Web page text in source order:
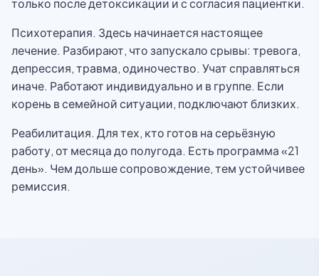
Психотерапия. Здесь начинается настоящее
лечение. Разбирают, что запускало срывы: тревога,
депрессия, травма, одиночество. Учат справляться
иначе. Работают индивидуально и в группе. Если
корень в семейной ситуации, подключают близких.
Реабилитация. Для тех, кто готов на серьёзную
работу, от месяца до полугода. Есть программа «21
день». Чем дольше сопровождение, тем устойчивее
ремиссия.